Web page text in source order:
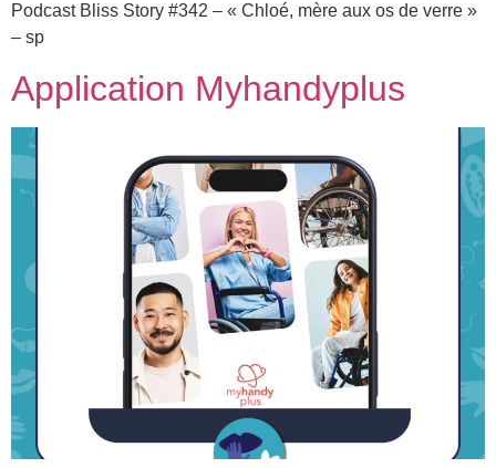
Podcast Bliss Story #342 – « Chloé, mère aux os de verre »
– sp
Application Myhandyplus